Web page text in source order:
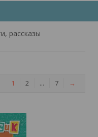
рассказы
1 2 ... 7 →